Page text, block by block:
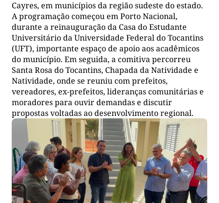
Cayres, em municípios da região sudeste do estado.
A programação começou em Porto Nacional,
durante a reinauguração da Casa do Estudante
Universitário da Universidade Federal do Tocantins
(UFT), importante espaço de apoio aos acadêmicos
do município. Em seguida, a comitiva percorreu
Santa Rosa do Tocantins, Chapada da Natividade e
Natividade, onde se reuniu com prefeitos,
vereadores, ex-prefeitos, lideranças comunitárias e
moradores para ouvir demandas e discutir
propostas voltadas ao desenvolvimento regional.